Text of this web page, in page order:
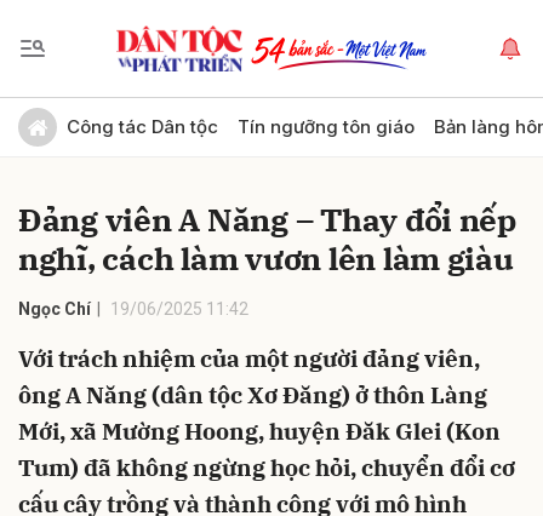
Công tác Dân tộc Tín ngưỡng tôn giáo Bản làng
Đảng viên A Năng – Thay đổi nếp
nghĩ, cách làm vươn lên làm giàu
Ngọc Chí 19/06/2025 11:42
Với trách nhiệm của một người đảng viên,
ông A Năng (dân tộc Xơ Đăng) ở thôn Làng
Mới, xã Mường Hoong, huyện Đăk Glei (Kon
Tum) đã không ngừng học hỏi, chuyển đổi cơ
cấu cây trồng và thành công với mô hình
Gửi bình luận
Hủy Gửi